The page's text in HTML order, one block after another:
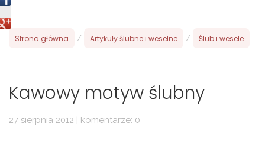
Strona główna / Artykuły ślubne i weselne / Ślub i wesele
Kawowy motyw ślubny
27 sierpnia 2012 | komentarze: 0